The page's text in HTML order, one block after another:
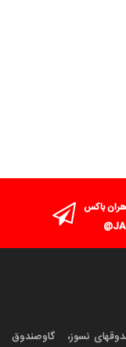
باکس
نسوز، گاوصندوق